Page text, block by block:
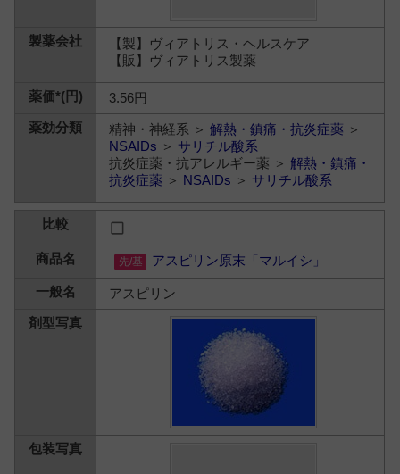
【製】ヴィアトリス・ヘルスケア
【販】ヴィアトリス製薬
3.56円
精神・神経系 ＞解熱・鎮痛・抗炎症薬 ＞
NSAIDs ＞ サリチル酸系
抗炎症薬・抗アレルギー薬 ＞解熱・鎮痛・
抗炎症薬 ＞ NSAIDs ＞ サリチル酸系
アスピリン原末「マルイシ」
アスピリン